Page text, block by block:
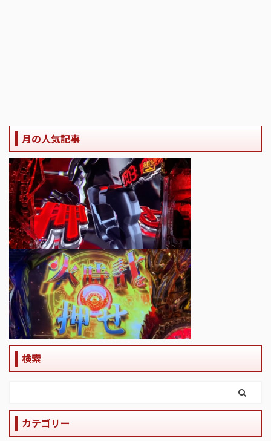
月の人気記事
検索
カテゴリー